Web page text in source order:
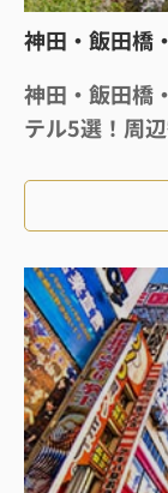
神田・飯田橋
神田・飯田橋
テル5選！周